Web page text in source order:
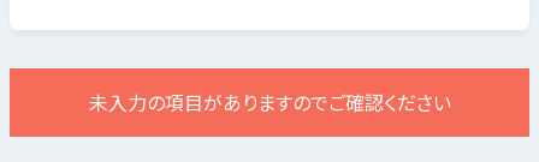
未入力の項目がありますのでご確認ください